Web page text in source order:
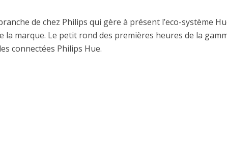
de chez Philips qui gère à présent l’eco-système
marque. Le petit rond des premières heures de la
connectées Philips Hue.